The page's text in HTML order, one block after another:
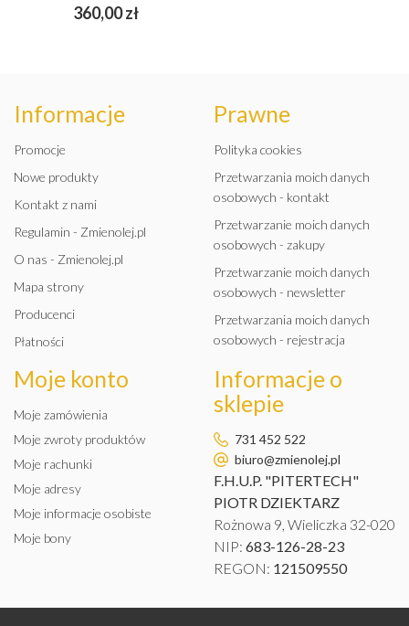
360,00 złCena
Informacje
Promocje
Nowe produkty
Kontakt z nami
Regulamin - Zmienolej.pl
O nas - Zmienolej.pl
Mapa strony
Producenci
Płatności
Prawne
Polityka cookies
Przetwarzania moich danych
osobowych - kontakt
Przetwarzanie moich danych
osobowych - zakupy
Przetwarzanie moich danych
osobowych - newsletter
Przetwarzania moich danych
osobowych - rejestracja
Moje konto
Moje zamówienia
Moje zwroty produktów
Moje rachunki
Moje adresy
Moje informacje osobiste
Moje bony
Informacje o
sklepie
731 452 522
biuro@zmienolej.pl
F.H.U.P. "PITERTECH"
PIOTR DZIEKTARZ
Rożnowa 9, Wieliczka 32-020
NIP: 683-126-28-23
REGON: 121509550